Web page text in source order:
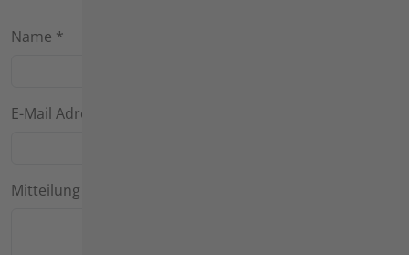
Name *
E-Mail Adresse
Mitteilung